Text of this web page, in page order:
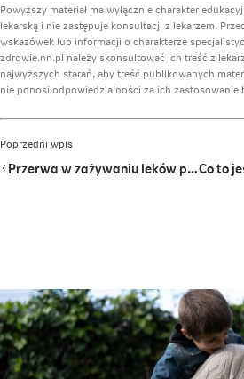
Powyższy materiał ma wyłącznie charakter
lekarską i nie zastępuje konsultacji z lekarzem.
wskazówek lub informacji o charakterze
zdrowie.nn.pl należy skonsultować ich treść z
najwyższych starań, aby treść publikowanych
nie ponosi odpowiedzialności za ich zastosowanie
Poprzedni wpis
Przerwa w zażywaniu leków przyjmowanych na stałe? Dowiedz się, co należy zrobić